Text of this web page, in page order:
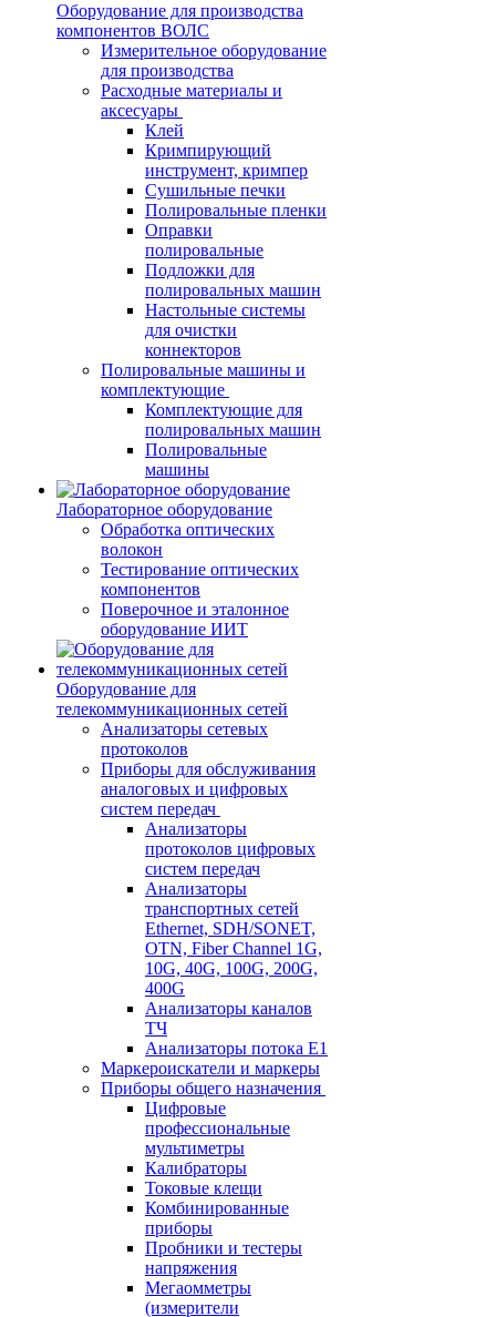
Оборудование для производства
компонентов ВОЛС
Измерительное оборудование
для производства
Расходные материалы и
аксесуары
Клей
Кримпирующий
инструмент, кримпер
Сушильные печки
Полировальные пленки
Оправки
полировальные
Подложки для
полировальных машин
Настольные системы
для очистки
коннекторов
Полировальные машины и
комплектующие
Комплектующие для
полировальных машин
Полировальные
машины
Лабораторное оборудование
Обработка оптических
волокон
Тестирование оптических
компонентов
Поверочное и эталонное
оборудование ИИТ
Оборудование для
телекоммуникационных сетей
Анализаторы сетевых
протоколов
Приборы для обслуживания
аналоговых и цифровых
систем передач
Анализаторы
протоколов цифровых
систем передач
Анализаторы
транспортных сетей
Ethernet, SDH/SONET,
OTN, Fiber Channel 1G,
10G, 40G, 100G, 200G,
400G
Анализаторы каналов
ТЧ
Анализаторы потока Е1
Маркероискатели и маркеры
Приборы общего назначения
Цифровые
профессиональные
мультиметры
Калибраторы
Токовые клещи
Комбинированные
приборы
Пробники и тестеры
напряжения
Мегаомметры
(измерители